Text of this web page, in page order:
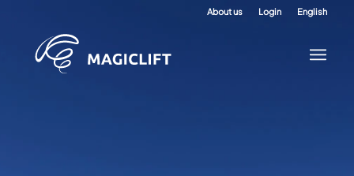
About us Login English